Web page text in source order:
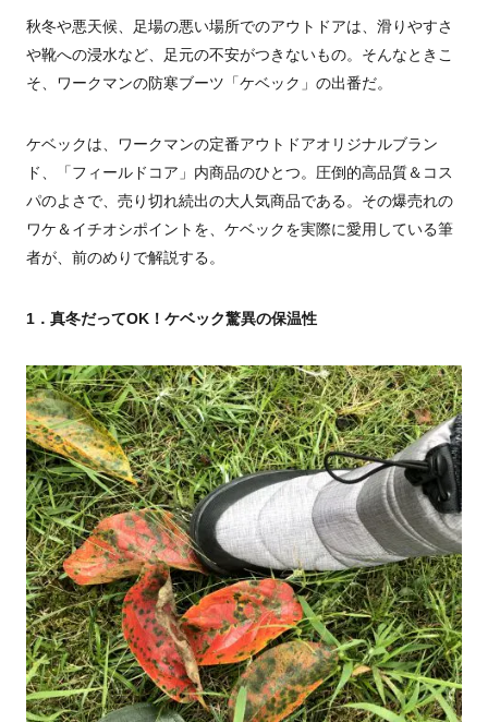
秋冬や悪天候、足場の悪い場所でのアウトドアは、滑りやすさ
や靴への浸水など、足元の不安がつきないもの。そんなときこ
そ、ワークマンの防寒ブーツ「ケベック」の出番だ。
ケベックは、ワークマンの定番アウトドアオリジナルブラン
ド、「フィールドコア」内商品のひとつ。圧倒的高品質＆コス
パのよさで、売り切れ続出の大人気商品である。その爆売れの
ワケ＆イチオシポイントを、ケベックを実際に愛用している筆
者が、前のめりで解説する。
1．真冬だってOK！ケベック驚異の保温性